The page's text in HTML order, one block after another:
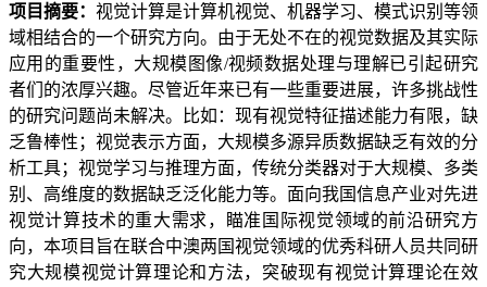
项目摘要： 视觉计算是计算机视觉、机器学习、模式识别等领
域相结合的一个研究方向。由于无处不在的视觉数据及其实际
应用的重要性，大规模图像/视频数据处理与理解已引起研究
者们的浓厚兴趣。尽管近年来已有一些重要进展，许多挑战性
的研究问题尚未解决。比如：现有视觉特征描述能力有限，缺
乏鲁棒性；视觉表示方面，大规模多源异质数据缺乏有效的分
析工具；视觉学习与推理方面，传统分类器对于大规模、多类
别、高维度的数据缺乏泛化能力等。面向我国信息产业对先进
视觉计算技术的重大需求，瞄准国际视觉领域的前沿研究方
向，本项目旨在联合中澳两国视觉领域的优秀科研人员共同研
究大规模视觉计算理论和方法，突破现有视觉计算理论在效